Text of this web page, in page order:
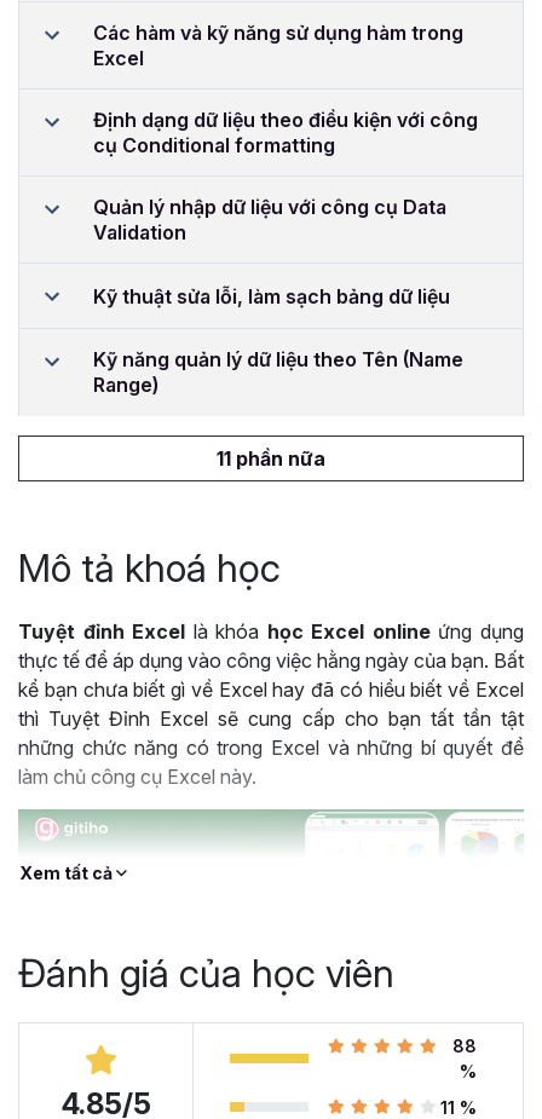
Các hàm và kỹ năng sử dụng hàm trong
Excel
Định dạng dữ liệu theo điều kiện với công
cụ Conditional formatting
Quản lý nhập dữ liệu với công cụ Data
Validation
Kỹ thuật sửa lỗi, làm sạch bảng dữ liệu
Kỹ năng quản lý dữ liệu theo Tên (Name
Range)
11 phần nữa
Mô tả khoá học
Tuyệt đỉnh Excel là khóa học Excel onlineứng dụng
thực tế để áp dụng vào công việc hằng ngày của bạn. Bất
kể bạn chưa biết gì về Excel hay đã có hiểu biết về Excel
thì Tuyệt Đỉnh Excel sẽ cung cấp cho bạn tất tần tật
những chức năng có trong Excel và những bí quyết để
làm chủ công cụ Excel này.
Khóa học Tuyệt Đỉnh Excel được hàng trăm nghìn học viên lựa chọn
Xem tất cả
Đánh giá của học viên
4.85/5
88
%
11 %